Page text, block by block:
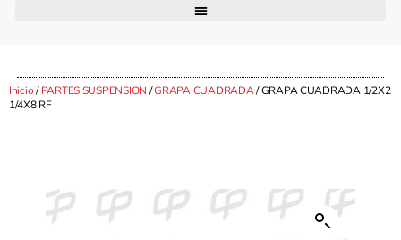
Inicio/PARTES SUSPENSION /GRAPA CUADRADA/ GRAPA CUADRADA 1/2X2
1/4X8 RF